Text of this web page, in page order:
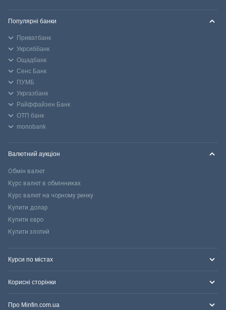
Популярні банки
Приватбанк
Укрсиббанк
Ощадбанк
Сенс Банк
ПУМБ
Укргазбанк
Райффайзен Банк
ОТП банк
monobank
Валютний аукціон
Обмін валют
Курс валют в обмінниках
Курс валют на чорному ринку
Купити долар
Купити євро
Купити злотий
Курси по містах
Корисні сторінки
Про Minfin.com.ua